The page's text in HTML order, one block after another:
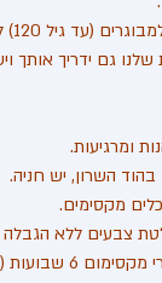
5. בסיום הפעילות